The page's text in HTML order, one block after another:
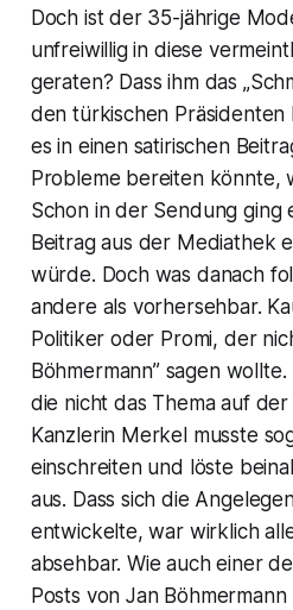
Doch ist der 35-jährige
unfreiwillig in diese
geraten? Dass ihm das
den türkischen Präsidenten
es in einen satirischen
Probleme bereiten könnte,
Schon in der Sendung ging
Beitrag aus der Mediathek
würde. Doch was danach
andere als vorhersehbar.
Politiker oder Promi, der
Böhmermann” sagen
die nicht das Thema auf
Kanzlerin Merkel musste
einschreiten und löste
aus. Dass sich die
entwickelte, war wirklich
absehbar. Wie auch einer
Posts von Jan